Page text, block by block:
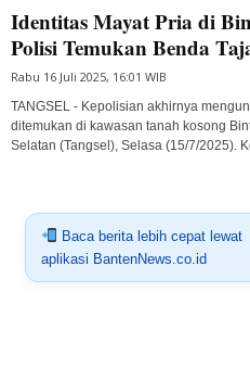
Identitas Mayat Pria di
Polisi Temukan Benda
Rabu 16 Juli 2025, 16:01 WIB
TANGSEL - Kepolisian akhirnya
ditemukan di kawasan tanah kosong
Selatan (Tangsel), Selasa (15/7/2025).
Baca berita lebih cepat lewat
aplikasi BantenNews.co.id